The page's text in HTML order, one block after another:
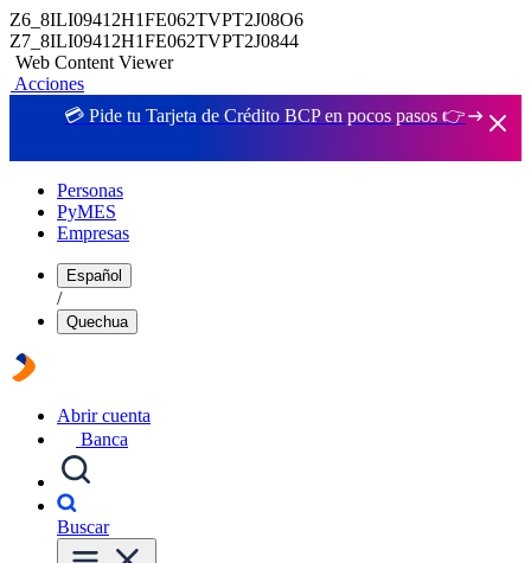
Z6_8ILI09412H1FE062TVPT2J08O6
Z7_8ILI09412H1FE062TVPT2J0844
Web Content Viewer
Acciones
💳 Pide tu Tarjeta de Crédito BCP en pocos pasos 👉
Personas
PyMES
Empresas
Español
/
Quechua
Abrir cuenta
Banca
Buscar